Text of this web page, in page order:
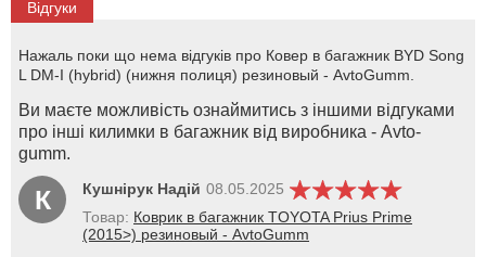
Відгуки
Нажаль поки що нема відгуків про Ковер в багажник BYD Song
L DM-I (hybrid) (нижня полиця) резиновый - AvtoGumm.
Ви маєте можливість ознаймитись з іншими відгуками
про інші килимки в багажник від виробника - Avto-
gumm.
К Кушнірук Надій 08.05.2025
Товар: Коврик в багажник TOYOTA Prius Prime
(2015>) резиновый - AvtoGumm